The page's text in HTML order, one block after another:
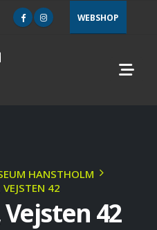
WEBSHOP
HANSTHOLM
VEJSTEN 42
42